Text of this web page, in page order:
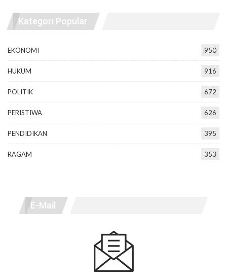
Kategori Popular
EKONOMI 950
HUKUM 916
POLITIK 672
PERISTIWA 626
PENDIDIKAN 395
RAGAM 353
E-Mail